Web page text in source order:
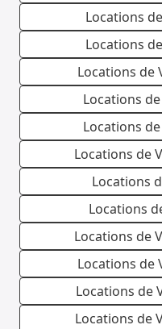
Locations
Locations
Locations de
Locations
Locations
Locations de
Locations
Locations
Locations de
Locations de
Locations de
Locations de